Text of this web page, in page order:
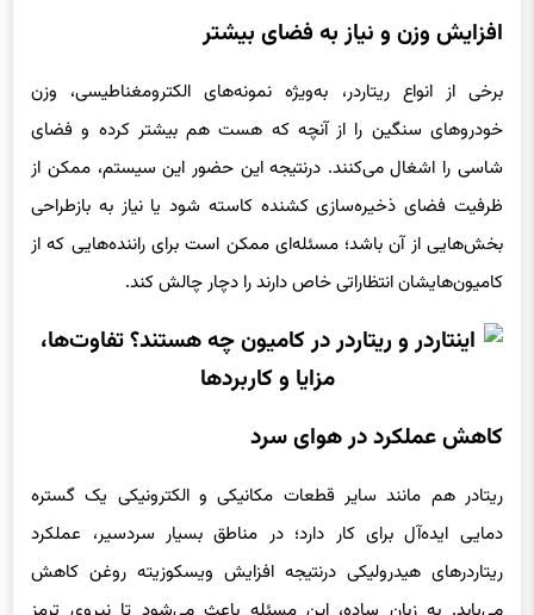
افزایش وزن و نیاز به فضای بیشتر
برخی از انواع ریتاردر، به‌ویژه نمونه‌های الکترومغناطیسی، وزن
خودروهای سنگین را از آنچه که هست هم بیشتر کرده و فضای
شاسی را اشغال می‌کنند. درنتیجه این حضور این سیستم، ممکن از
ظرفیت فضای ذخیره‌سازی کشنده کاسته شود یا نیاز به بازطراحی
بخش‌هایی از آن باشد؛ مسئله‌ای ممکن است برای راننده‌هایی که از
کامیون‌هایشان انتظاراتی خاص دارند را دچار چالش کند.
کاهش عملکرد در هوای سرد
ریتادر هم مانند سایر قطعات مکانیکی و الکترونیکی یک گستره
دمایی ایده‌آل برای کار دارد؛ در مناطق بسیار سردسیر، عملکرد
ریتاردرهای هیدرولیکی درنتیجه افزایش ویسکوزیته روغن کاهش